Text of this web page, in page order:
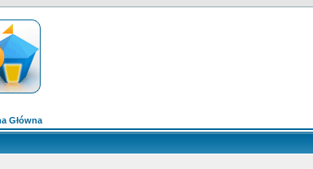
Główna